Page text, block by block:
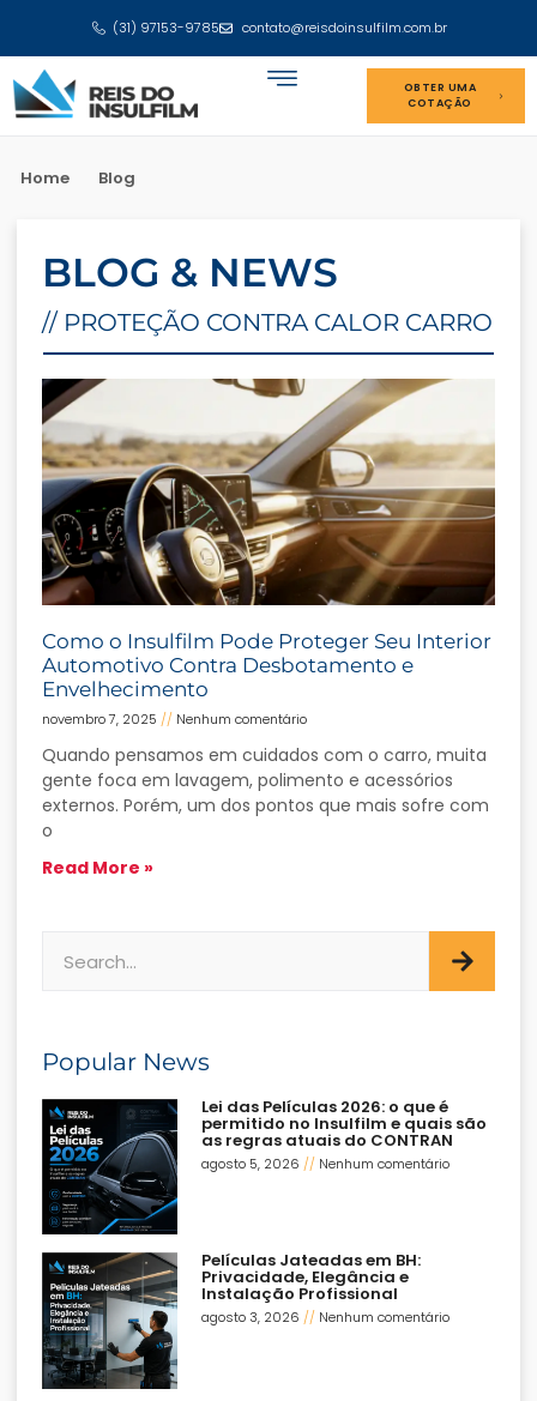
(31) 97153-9785 contato@reisdoinsulfilm.com.br
OBTER UMA
COTAÇÃO
Home Blog
BLOG & NEWS
// PROTEÇÃO CONTRA CALOR CARRO
Como o Insulfilm Pode Proteger Seu Interior
Automotivo Contra Desbotamento e
Envelhecimento
novembro 7, 2025 Nenhum comentário
Quando pensamos em cuidados com o carro, muita
gente foca em lavagem, polimento e acessórios
externos. Porém, um dos pontos que mais sofre com
o
Read More »
Popular News
Lei das Películas 2026: o que é
permitido no Insulfilm e quais são
as regras atuais do CONTRAN
agosto 5, 2026 Nenhum comentário
Películas Jateadas em BH:
Privacidade, Elegância e
Instalação Profissional
agosto 3, 2026 Nenhum comentário